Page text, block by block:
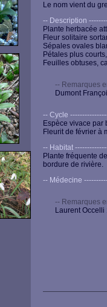
Le nom vient du
-- Description
Plante herbacée
Fleur solitaire
Sépales ovales
Pétales plus
Feuilles obtuses,
-- Remarques
Dumont
-- Cycle
Espèce vivace par
Fleurit de février à
-- Habitat
Plante fréquente
bordure de rivière.
-- Médecine
-- Remarques
Laurent